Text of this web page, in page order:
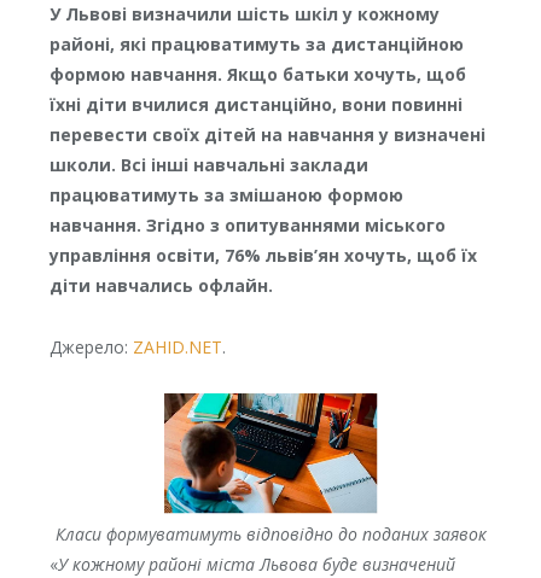
У Львові визначили шість шкіл у кожному
районі, які працюватимуть за дистанційною
формою навчання. Якщо батьки хочуть, щоб
їхні діти вчилися дистанційно, вони повинні
перевести своїх дітей на навчання у визначені
школи. Всі інші навчальні заклади
працюватимуть за змішаною формою
навчання. Згідно з опитуваннями міського
управління освіти, 76% львів’ян хочуть, щоб їх
діти навчались офлайн.
Джерело: ZAHID.NET.
Класи формуватимуть відповідно до поданих заявок
«У кожному районі міста Львова буде визначений